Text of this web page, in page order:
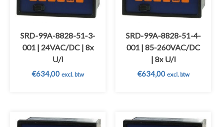
SRD-99A-8828-51-3-
001 | 24VAC/DC | 8x
U/I
€634,00 excl. btw
SRD-99A-8828-51-4-
001 | 85-260VAC/DC
| 8x U/I
€634,00 excl. btw